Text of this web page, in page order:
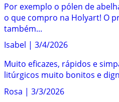
Por exemplo o pólen de
o que compro na Holyart! O
também...
Isabel | 3/4/2026
Muito eficazes, rápidos e
litúrgicos muito bonitos e
Rosa | 3/3/2026